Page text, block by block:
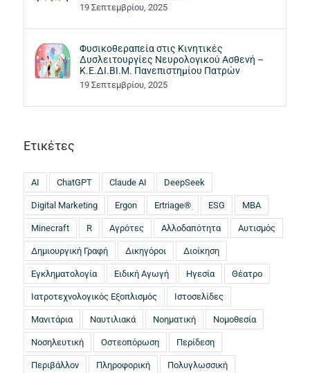
19 Σεπτεμβρίου, 2025
Φυσικοθεραπεία στις Κινητικές
Δυσλειτουργίες Νευρολογικού Ασθενή –
Κ.Ε.ΔΙ.ΒΙ.Μ. Πανεπιστημίου Πατρών
19 Σεπτεμβρίου, 2025
Ετικέτες
AI ChatGPT Claude AI DeepSeek
Digital Marketing Ergon Ertriage® ESG MBA
Minecraft R Αγρότες Αλλοδαπότητα Αυτισμός
Δημιουργική Γραφή Δικηγόροι Διοίκηση
Εγκληματολογία Ειδική Αγωγή Ηγεσία Θέατρο
Ιατροτεχνολογικός Εξοπλισμός Ιστοσελίδες
Μανιτάρια Ναυτιλιακά Νοηματική Νομοθεσία
Νοσηλευτική Οστεοπόρωση Περίδεση
Περιβάλλον Πληροφορική Πολυγλωσσική